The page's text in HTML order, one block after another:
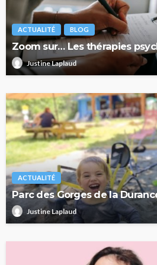
ACTUALITÉ BLOG
Zoom sur… Les thérapies
Justine Laplaud
ACTUALITÉ
Parc des Gorges de la
Justine Laplaud